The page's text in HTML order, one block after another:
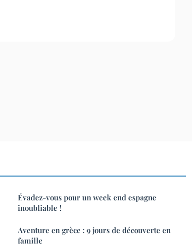
Évadez-vous pour un week end espagne
inoubliable !
Aventure en grèce : 9 jours de découverte en
famille